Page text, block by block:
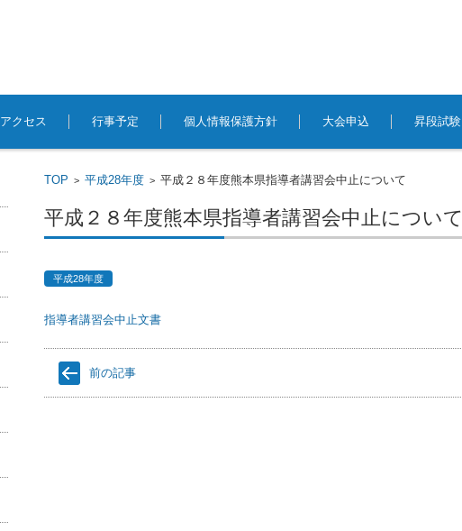
アクセス 行事予定 個人情報保護方針 大会申込 昇段試験
TOP >平成28年度 >平成２８年度熊本県指導者講習会中止について
平成２８年度熊本県指導者講習会中止について
平成28年度
指導者講習会中止文書
前の記事